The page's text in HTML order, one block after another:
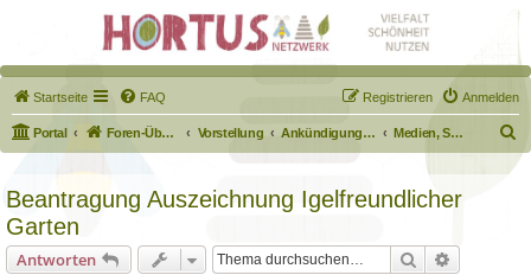
Startseite FAQ Anmelden
Registrieren
Portal Foren-Übersicht Vorstellung Ankündigungen & Fragen zum Forum Medien, Schilder, Downloads
u
Beantragung Auszeichnung Igelfreundlicher
Garten
Antworten Suche